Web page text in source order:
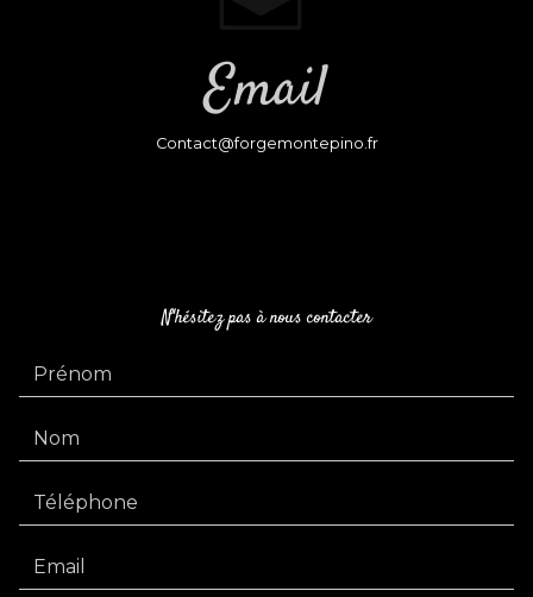
Email
contact@forgemontepino.fr
N'hésitez pas à nous contacter